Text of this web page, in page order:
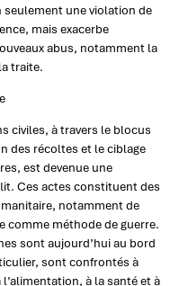
une violation de
mais exacerbe
abus, notamment la
traite.
civiles, à travers le blocus
des récoltes et le ciblage
est devenue une
Ces actes constituent des
notamment de
comme méthode de guerre.
sont aujourd’hui au bord
sont confrontés à
à la santé et à